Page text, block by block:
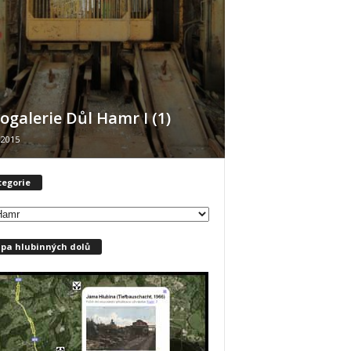
Důl Hamr I (1)
hlubinných dolů